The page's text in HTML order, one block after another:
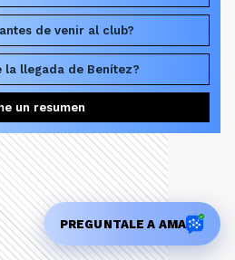
de venir al club?
la llegada de Benítez?
un resumen
PREGUNTALE A AMA